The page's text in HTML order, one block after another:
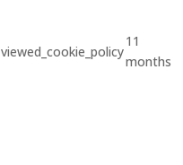
viewed_cookie_policy
11
months